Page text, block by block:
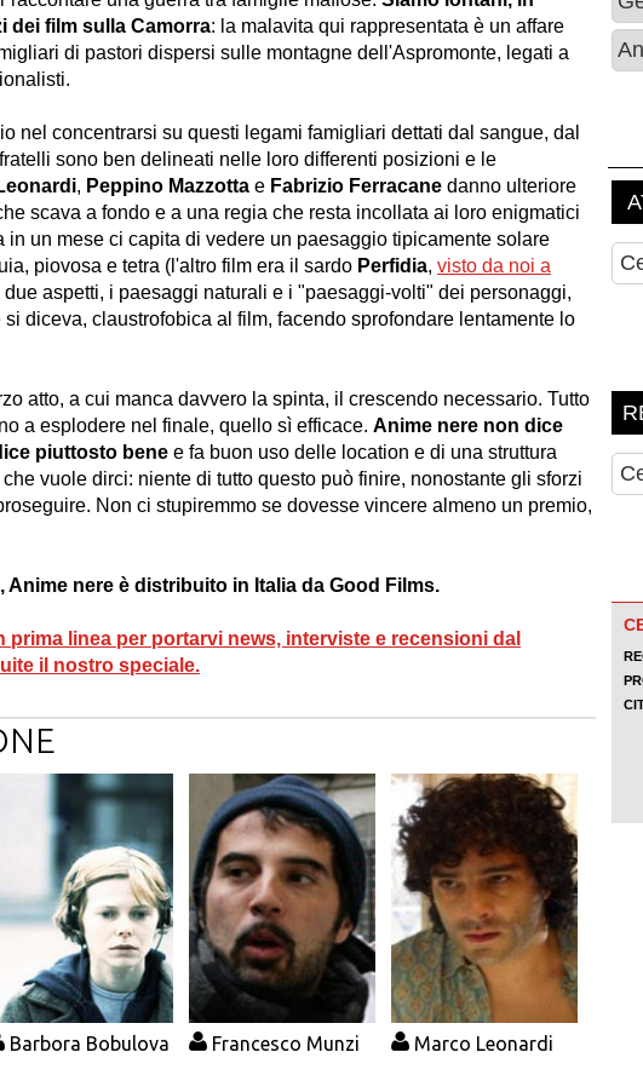
dei film sulla Camorra: la malavita qui rappresentata è un affare
di pastori dispersi sulle montagne dell'Aspromonte, legati a
nel concentrarsi su questi legami famigliari dettati dal sangue, dal
sono ben delineati nelle loro differenti posizioni e le
, Peppino Mazzotta e Fabrizio Ferracane danno ulteriore
scava a fondo e a una regia che resta incollata ai loro enigmatici
in un mese ci capita di vedere un paesaggio tipicamente solare
piovosa e tetra (l'altro film era il sardo Perfidia, visto da noi a
due aspetti, i paesaggi naturali e i "paesaggi-volti" dei personaggi,
diceva, claustrofobica al film, facendo sprofondare lentamente lo
atto, a cui manca davvero la spinta, il crescendo necessario. Tutto
a esplodere nel finale, quello sì efficace. Anime nere non dice
piuttosto bene e fa buon uso delle location e di una struttura
vuole dirci: niente di tutto questo può finire, nonostante gli sforzi
Non ci stupiremmo se dovesse vincere almeno un premio,
Anime nere è distribuito in Italia da Good Films.
prima linea per portarvi news, interviste e recensioni dal
il nostro speciale.
Barbora Bobulova Francesco Munzi Marco Leonardi